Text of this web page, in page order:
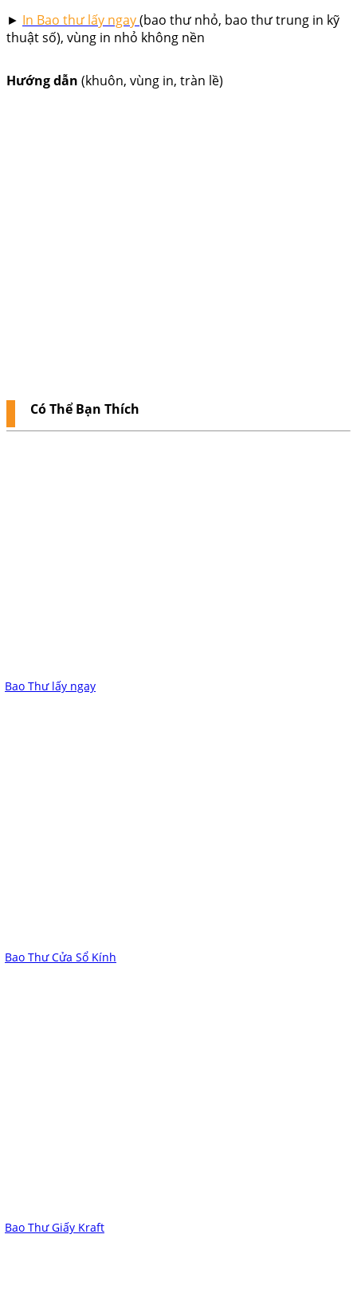
► In Bao thư lấy ngay(bao thư nhỏ, bao thư trung in kỹ
thuật số), vùng in nhỏ không nền
Hướng dẫn (khuôn, vùng in, tràn lề)
Có Thể Bạn Thích
Bao Thư lấy ngay
Bao Thư Cửa Sổ Kính
Bao Thư Giấy Kraft